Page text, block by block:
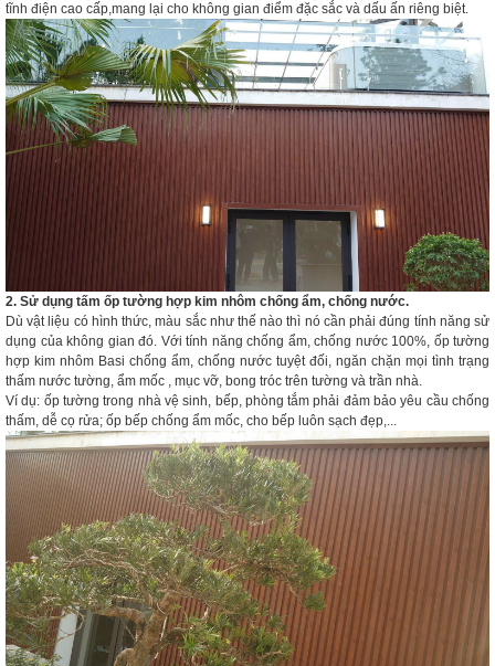
tĩnh điện cao cấp,mang lại cho không gian điểm đặc sắc và dấu ấn riêng biệt.
2. Sử dụng tấm ốp tường hợp kim nhôm chống ẩm, chống nước.
Dù vật liệu có hình thức, màu sắc như thế nào thì nó cần phải đúng tính năng sử
dụng của không gian đó. Với tính năng chống ẩm, chống nước 100%, ốp tường
hợp kim nhôm Basi chống ẩm, chống nước tuyệt đối, ngăn chặn mọi tình trạng
thấm nước tường, ẩm mốc , mục vỡ, bong tróc trên tường và trần nhà.
Ví dụ: ốp tường trong nhà vệ sinh, bếp, phòng tắm phải đảm bảo yêu cầu chống
thấm, dễ cọ rửa; ốp bếp chống ẩm mốc, cho bếp luôn sạch đẹp,...